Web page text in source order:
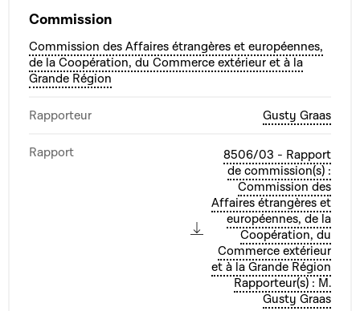
Commission
Commission des Affaires étrangères et européennes,
de la Coopération, du Commerce extérieur et à la
Grande Région
Rapporteur Gusty Graas
Rapport
8506/03 - Rapport
de commission(s) :
Commission des
Affaires étrangères et
européennes, de la
Coopération, du
Commerce extérieur
et à la Grande Région
Rapporteur(s) : M.
Gusty Graas